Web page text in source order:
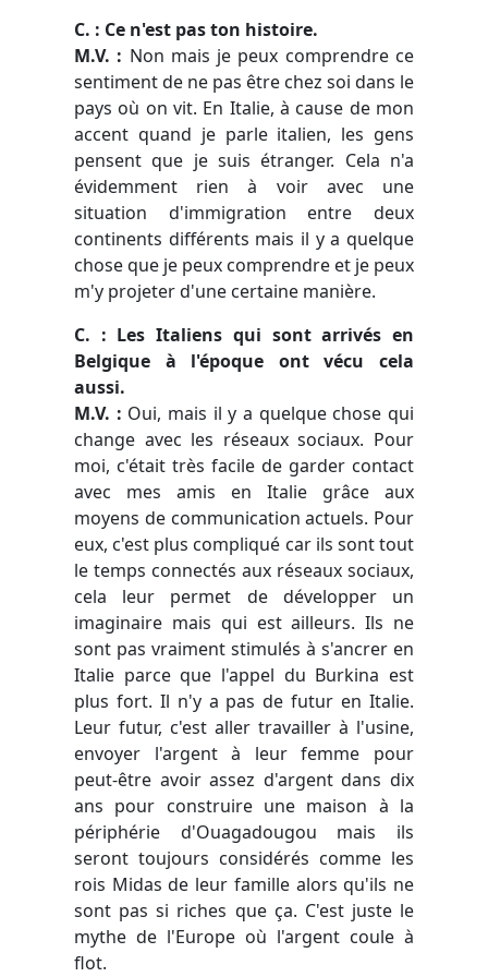
C. : Ce n'est pas ton histoire.
M.V. : Non mais je peux comprendre ce
sentiment de ne pas être chez soi dans le
pays où on vit. En Italie, à cause de mon
accent quand je parle italien, les gens
pensent que je suis étranger. Cela n'a
évidemment rien à voir avec une
situation d'immigration entre deux
continents différents mais il y a quelque
chose que je peux comprendre et je peux
m'y projeter d'une certaine manière.
C. : Les Italiens qui sont arrivés en
Belgique à l'époque ont vécu cela
aussi.
M.V. : Oui, mais il y a quelque chose qui
change avec les réseaux sociaux. Pour
moi, c'était très facile de garder contact
avec mes amis en Italie grâce aux
moyens de communication actuels. Pour
eux, c'est plus compliqué car ils sont tout
le temps connectés aux réseaux sociaux,
cela leur permet de développer un
imaginaire mais qui est ailleurs. Ils ne
sont pas vraiment stimulés à s'ancrer en
Italie parce que l'appel du Burkina est
plus fort. Il n'y a pas de futur en Italie.
Leur futur, c'est aller travailler à l'usine,
envoyer l'argent à leur femme pour
peut-être avoir assez d'argent dans dix
ans pour construire une maison à la
périphérie d'Ouagadougou mais ils
seront toujours considérés comme les
rois Midas de leur famille alors qu'ils ne
sont pas si riches que ça. C'est juste le
mythe de l'Europe où l'argent coule à
flot.